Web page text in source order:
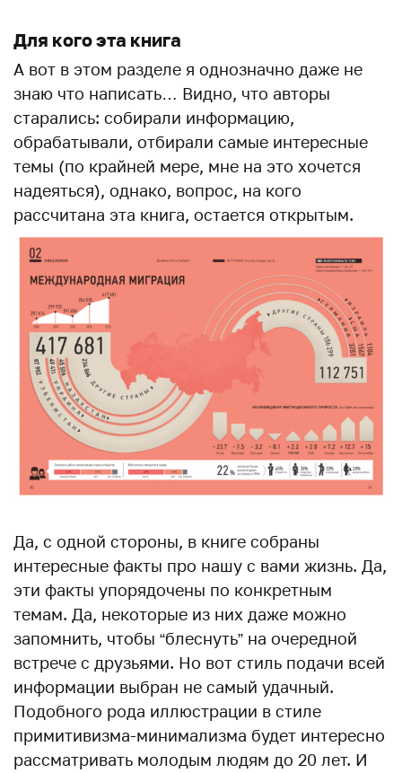
Для кого эта книга
А вот в этом разделе я однозначно даже не
знаю что написать… Видно, что авторы
старались: собирали информацию,
обрабатывали, отбирали самые интересные
темы (по крайней мере, мне на это хочется
надеяться), однако, вопрос, на кого
рассчитана эта книга, остается открытым.
Да, с одной стороны, в книге собраны
интересные факты про нашу с вами жизнь. Да,
эти факты упорядочены по конкретным
темам. Да, некоторые из них даже можно
запомнить, чтобы “блеснуть” на очередной
встрече с друзьями. Но вот стиль подачи всей
информации выбран не самый удачный.
Подобного рода иллюстрации в стиле
примитивизма-минимализма будет интересно
рассматривать молодым людям до 20 лет. И